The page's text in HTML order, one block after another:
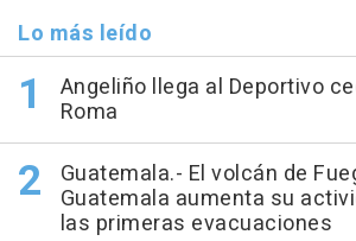
Lo más leído
Angeliño llega al Deportivo
Roma
Guatemala.- El volcán de
Guatemala aumenta su
las primeras evacuaciones